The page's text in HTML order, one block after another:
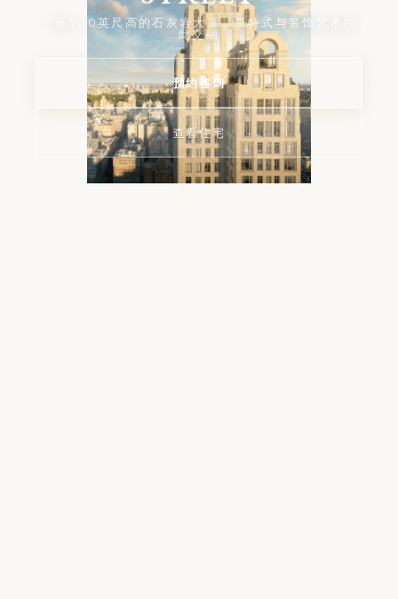
一座500英尺高的石灰岩大厦，哥特式与装饰艺术在
此交融
预约咨询
查看住宅